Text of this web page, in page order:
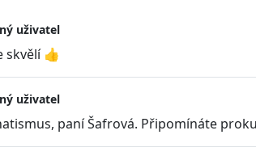
uživatel
skvělí 👍
uživatel
paní Šafrová. Připomínáte